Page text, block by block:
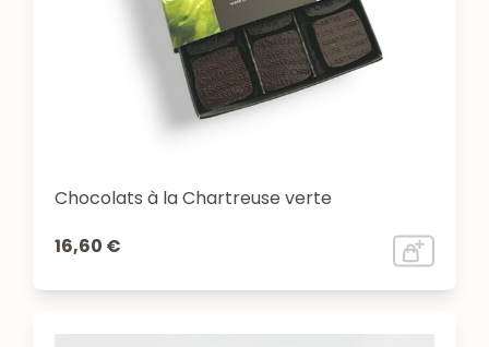
Chocolats à la Chartreuse verte
16,60 €